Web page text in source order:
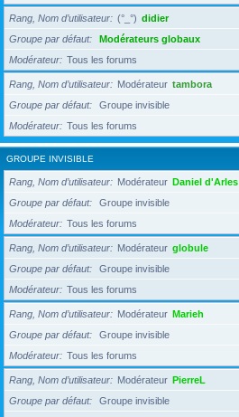
Rang, Nom d’utilisateur (°_°) didier
Groupe par défaut
Modérateurs globaux
Modérateur
Tous les forums
Rang, Nom d’utilisateur Modérateur tambora
Groupe par défaut
Groupe invisible
Modérateur
Tous les forums
GROUPE INVISIBLE
Rang, Nom d’utilisateur Modérateur Daniel d'Arles
Groupe par défaut
Groupe invisible
Modérateur
Tous les forums
Rang, Nom d’utilisateur Modérateur globule
Groupe par défaut
Groupe invisible
Modérateur
Tous les forums
Rang, Nom d’utilisateur Modérateur Marieh
Groupe par défaut
Groupe invisible
Modérateur
Tous les forums
Rang, Nom d’utilisateur Modérateur PierreL
Groupe par défaut
Groupe invisible